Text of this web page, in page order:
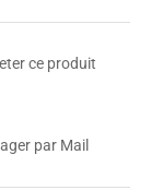
ce produit
par Mail